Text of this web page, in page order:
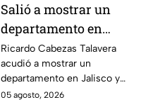
Salió a mostrar un
departamento en
Zapopan y no volvió a
casa: Buscan a Ricardo
Cabezas Talavera en
Jalisco
Ricardo Cabezas Talavera
acudió a mostrar un
departamento en Jalisco y
después desapareció;
05 agosto, 2026